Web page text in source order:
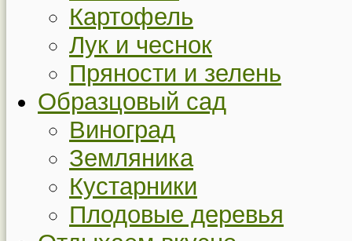
Картофель
Лук и чеснок
Пряности и зелень
Образцовый сад
Виноград
Земляника
Кустарники
Плодовые деревья